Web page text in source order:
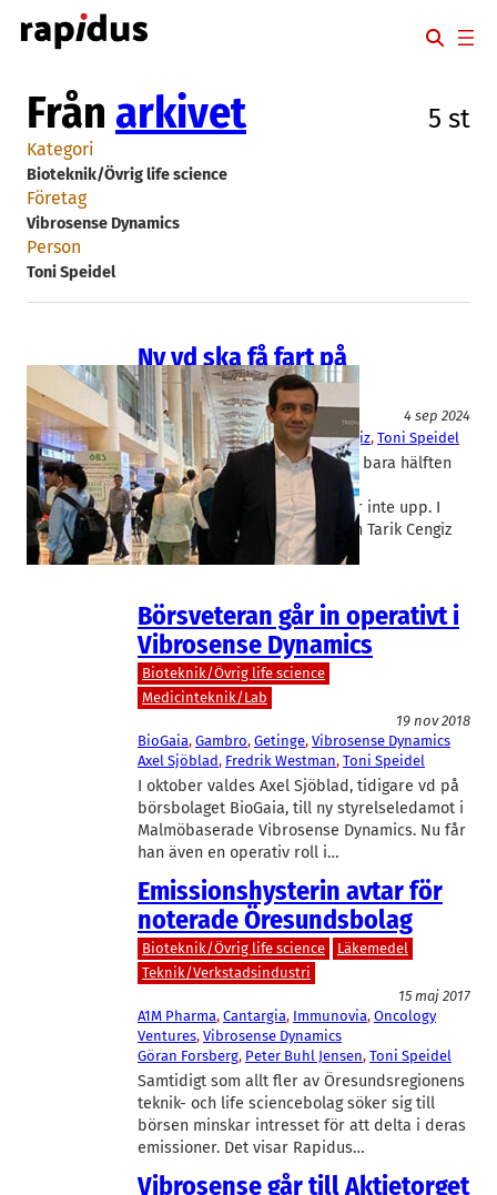
Hoppa
till
Från arkivet 5 st
Kategori
Bioteknik/Övrig life science
Företag
Vibrosense Dynamics
Person
Toni Speidel
Ny vd ska få fart på
Vibrosense
Bioteknik/Övrig life science
4 sep 2024
Vibrosense Dynamics
Tarik Cengiz, Toni Speidel
Den senaste nyemissionen gav bara hälften
av det önskade kapitalet. Men
Medeonbolaget Vibrosense ger inte upp. I
dagarna tillträder den nya vd:n Tarik Cengiz
som…
Börsveteran går in operativt i
Vibrosense Dynamics
Bioteknik/Övrig life science
Medicinteknik/Lab
19 nov 2018
BioGaia, Gambro, Getinge, Vibrosense Dynamics
Axel Sjöblad, Fredrik Westman, Toni Speidel
I oktober valdes Axel Sjöblad, tidigare vd på
börsbolaget BioGaia, till ny styrelseledamot i
Malmöbaserade Vibrosense Dynamics. Nu får
han även en operativ roll i…
Emissionshysterin avtar för
noterade Öresundsbolag
Bioteknik/Övrig life science
Läkemedel
Teknik/Verkstadsindustri
15 maj 2017
A1M Pharma, Cantargia, Immunovia, Oncology
Ventures, Vibrosense Dynamics
Göran Forsberg, Peter Buhl Jensen, Toni Speidel
Samtidigt som allt fler av Öresundsregionens
teknik- och life sciencebolag söker sig till
börsen minskar intresset för att delta i deras
emissioner. Det visar Rapidus…
Vibrosense går till Aktietorget